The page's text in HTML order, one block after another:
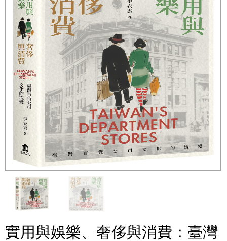
實用與娛樂、奢侈與消費：臺灣